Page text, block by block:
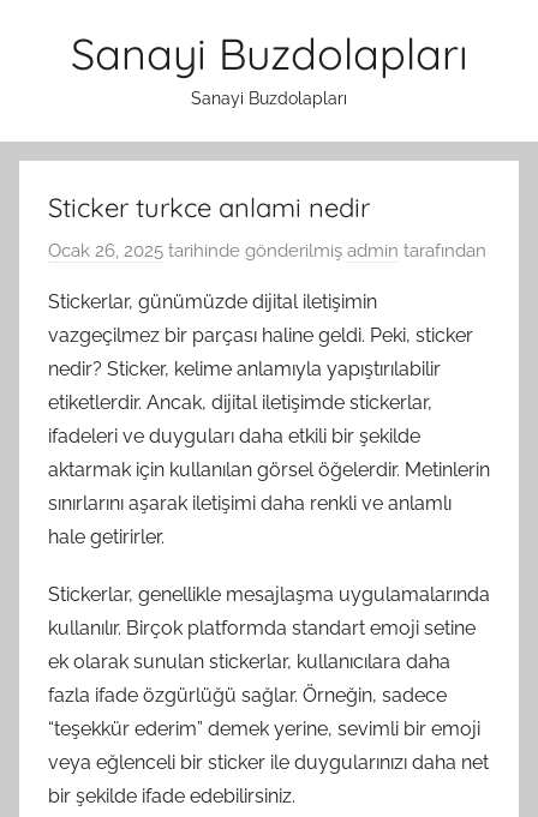
Sanayi Buzdolapları
Sanayi Buzdolapları
Sticker turkce anlami nedir
Ocak 26, 2025 tarihinde gönderilmiş admin tarafından
Stickerlar, günümüzde dijital iletişimin
vazgeçilmez bir parçası haline geldi. Peki, sticker
nedir? Sticker, kelime anlamıyla yapıştırılabilir
etiketlerdir. Ancak, dijital iletişimde stickerlar,
ifadeleri ve duyguları daha etkili bir şekilde
aktarmak için kullanılan görsel öğelerdir. Metinlerin
sınırlarını aşarak iletişimi daha renkli ve anlamlı
hale getirirler.
Stickerlar, genellikle mesajlaşma uygulamalarında
kullanılır. Birçok platformda standart emoji setine
ek olarak sunulan stickerlar, kullanıcılara daha
fazla ifade özgürlüğü sağlar. Örneğin, sadece
“teşekkür ederim” demek yerine, sevimli bir emoji
veya eğlenceli bir sticker ile duygularınızı daha net
bir şekilde ifade edebilirsiniz.